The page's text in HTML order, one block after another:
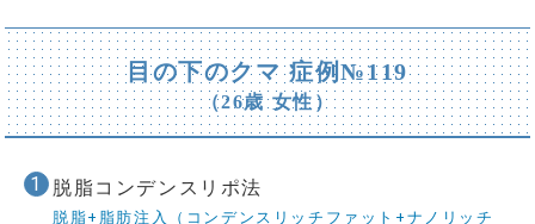
目の下のクマ 症例№119
（26歳 女性）
脱脂コンデンスリポ法
脱脂+脂肪注入（コンデンスリッチファット+ナノリッチ